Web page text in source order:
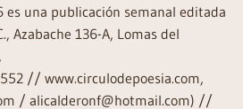
es una publicación semanal editada
Azabache 136-A, Lomas del
// www.circulodepoesia.com,
/ alicalderonf@hotmail.com) //